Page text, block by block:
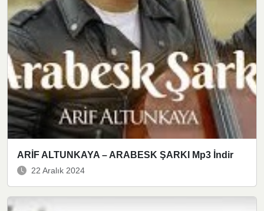
ARİF ALTUNKAYA – ARABESK ŞARKI Mp3 İndir
22 Aralık 2024